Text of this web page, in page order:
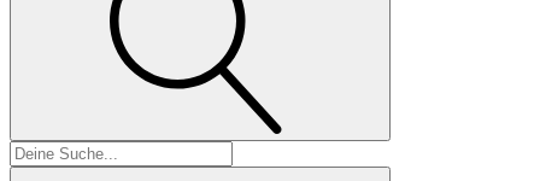
Suchen
nach: